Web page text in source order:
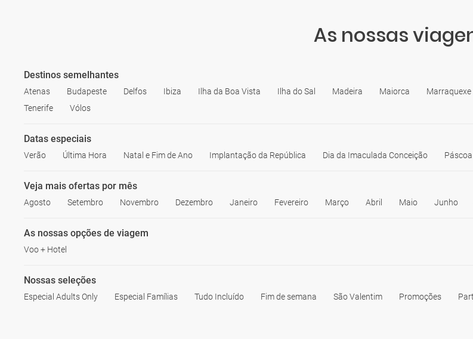
As nossas
Destinos semelhantes
Atenas Budapeste Delfos Ibiza Ilha da Boa Vista Ilha do Sal Madeira Maiorca Marraquexe
Tenerife
Vólos
Datas especiais
Verão Última Hora Natal e Fim de Ano Implantação da República Dia da Imaculada Conceição Páscoa
Veja mais ofertas por mês
Agosto Setembro Novembro Dezembro Janeiro Fevereiro Março Abril Maio Junho
As nossas opções de viagem
Voo + Hotel
Nossas seleções
Especial Adults Only Especial Famílias Tudo Incluído Fim de semana São Valentim Promoções